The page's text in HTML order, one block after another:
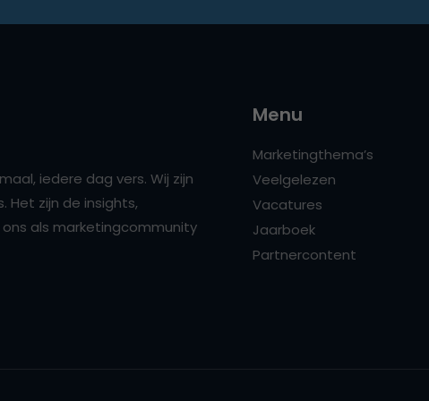
iedere dag vers. Wij zijn
zijn de insights,
als marketingcommunity
Menu
Marketingthema’s
Veelgelezen
Vacatures
Jaarboek
Partnercontent